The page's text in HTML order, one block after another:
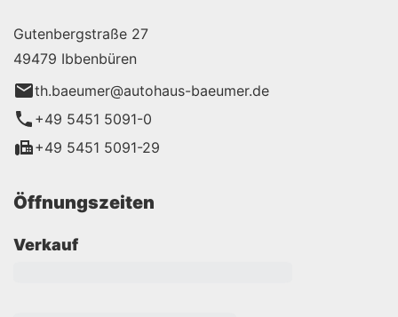
Gutenbergstraße 27
49479 Ibbenbüren
th.baeumer@autohaus-baeumer.de
+49 5451 5091-0
+49 5451 5091-29
Öffnungszeiten
Verkauf